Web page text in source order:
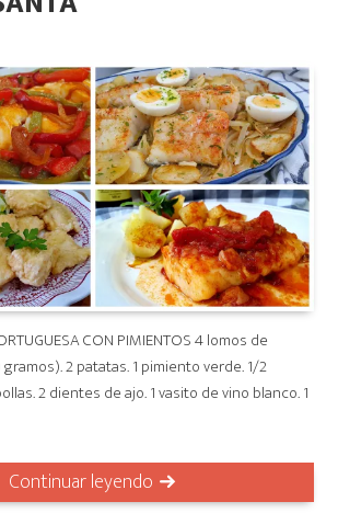
CON PIMIENTOS 4 lomos de
2 patatas. 1 pimiento verde. 1/2
2 dientes de ajo. 1 vasito de vino blanco. 1
Continuar leyendo